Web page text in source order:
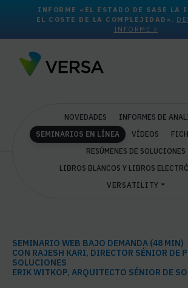
INFORME «EL ESTADO DE SASE LA
EL COSTE DE LA COMPLEJIDAD».
INFORME >
NOVEDADES
INFORMES DE
SEMINARIOS EN LÍNEA
VÍDEOS
RESÚMENES DE SOLUCIONES
LIBROS BLANCOS Y LIBROS
VERSATILITY
SEMINARIO WEB BAJO DEMANDA (48 MIN)
CON RAJESH KARI, DIRECTOR SÉNIOR DE
SOLUCIONES
ERIK WITKOP, ARQUITECTO SÉNIOR DE